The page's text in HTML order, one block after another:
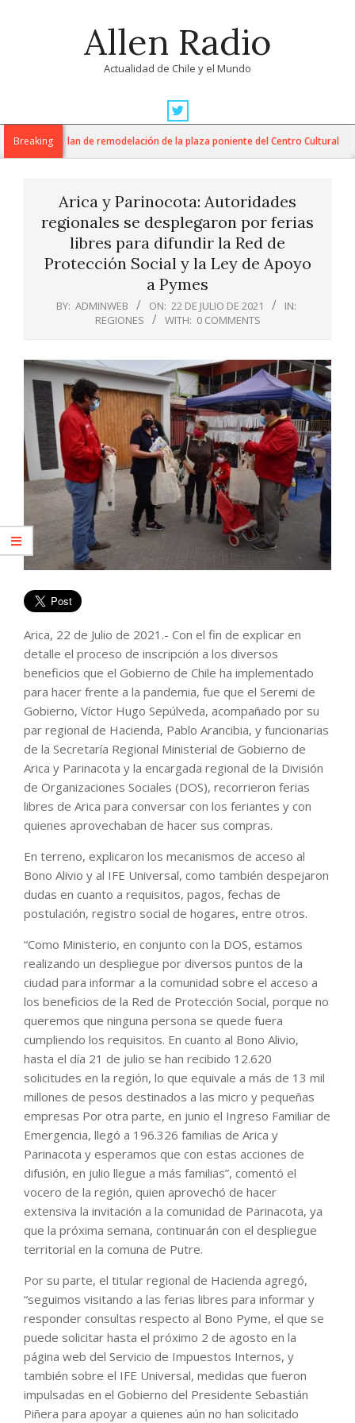
Allen Radio
Actualidad de Chile y el Mundo
Navigation
MenuBreaking
inician plan de remodelación de la plaza poniente del Centro Cultural
Arica y Parinocota: Autoridades
regionales se desplegaron por ferias
libres para difundir la Red de
Protección Social y la Ley de Apoyo
a Pymes
BY: ADMINWEB ON: 22 DE JULIO DE 2021
IN:
REGIONES
WITH: 0 COMMENTS
Arica, 22 de Julio de 2021.- Con el fin de explicar en
detalle el proceso de inscripción a los diversos
beneficios que el Gobierno de Chile ha implementado
para hacer frente a la pandemia, fue que el Seremi de
Gobierno, Víctor Hugo Sepúlveda, acompañado por su
par regional de Hacienda, Pablo Arancibia, y funcionarias
de la Secretaría Regional Ministerial de Gobierno de
Arica y Parinacota y la encargada regional de la División
de Organizaciones Sociales (DOS), recorrieron ferias
libres de Arica para conversar con los feriantes y con
quienes aprovechaban de hacer sus compras.
En terreno, explicaron los mecanismos de acceso al
Bono Alivio y al IFE Universal, como también despejaron
dudas en cuanto a requisitos, pagos, fechas de
postulación, registro social de hogares, entre otros.
“Como Ministerio, en conjunto con la DOS, estamos
realizando un despliegue por diversos puntos de la
ciudad para informar a la comunidad sobre el acceso a
los beneficios de la Red de Protección Social, porque no
queremos que ninguna persona se quede fuera
cumpliendo los requisitos. En cuanto al Bono Alivio,
hasta el día 21 de julio se han recibido 12.620
solicitudes en la región, lo que equivale a más de 13 mil
millones de pesos destinados a las micro y pequeñas
empresas Por otra parte, en junio el Ingreso Familiar de
Emergencia, llegó a 196.326 familias de Arica y
Parinacota y esperamos que con estas acciones de
difusión, en julio llegue a más familias”, comentó el
vocero de la región, quien aprovechó de hacer
extensiva la invitación a la comunidad de Parinacota, ya
que la próxima semana, continuarán con el despliegue
territorial en la comuna de Putre.
Por su parte, el titular regional de Hacienda agregó,
“seguimos visitando a las ferias libres para informar y
responder consultas respecto al Bono Pyme, el que se
puede solicitar hasta el próximo 2 de agosto en la
página web del Servicio de Impuestos Internos, y
también sobre el IFE Universal, medidas que fueron
impulsadas en el Gobierno del Presidente Sebastián
Piñera para apoyar a quienes aún no han solicitado